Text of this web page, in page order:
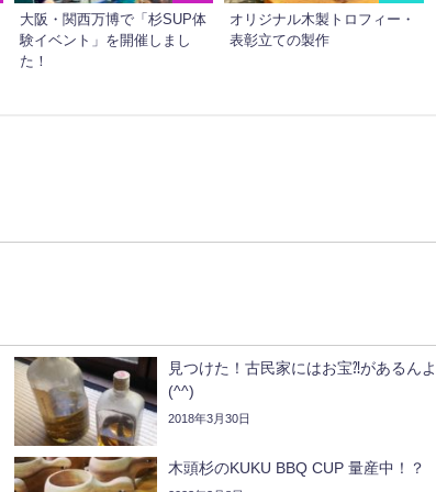
大阪・関西万博で「杉SUP体
験イベント」を開催しまし
た！
オリジナル木製トロフィー・
表彰立ての製作
見つけた！古民家にはお宝⁈があるん
(^^)
2018年3月30日
木頭杉のKUKU BBQ CUP 量産中！？